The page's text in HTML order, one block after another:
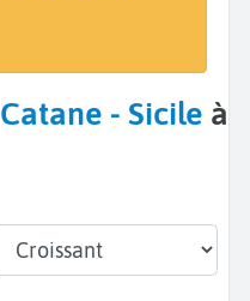
Catane - Sicile à